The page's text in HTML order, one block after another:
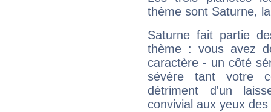
thème sont Saturne,
Saturne fait partie
thème : vous avez
caractère - un côté
sévère tant votre
détriment d'un
convivial aux yeux